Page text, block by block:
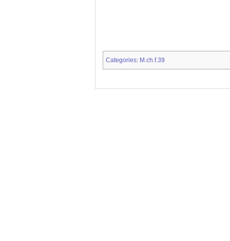
Categories: M.ch.f.39